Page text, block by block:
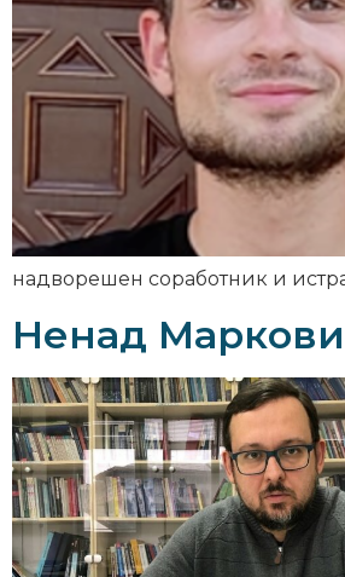
надворешен соработник и
Ненад